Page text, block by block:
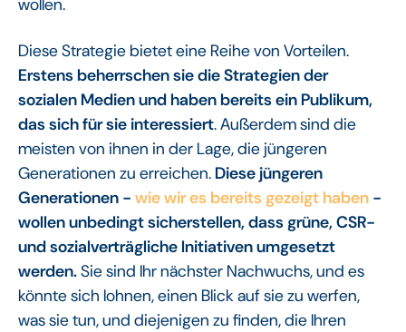
Diese Strategie bietet eine Reihe von Vorteilen.
Erstens beherrschen sie die Strategien der
sozialen Medien und haben bereits ein Publikum,
das sich für sie interessiert. Außerdem sind die
meisten von ihnen in der Lage, die jüngeren
Generationen zu erreichen. Diese jüngeren
Generationen - wie wir es bereits gezeigt haben -
wollen unbedingt sicherstellen, dass grüne, CSR-
und sozialverträgliche Initiativen umgesetzt
werden.Sie sind Ihr nächster Nachwuchs, und es
könnte sich lohnen, einen Blick auf sie zu werfen,
was sie tun, und diejenigen zu finden, die Ihren